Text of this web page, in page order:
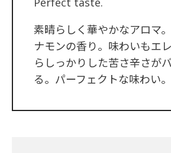
素晴らしく華やかなアロマ
ナモンの香り。味わいもエ
らしっかりした苦さ辛さが
る。パーフェクトな味わい。